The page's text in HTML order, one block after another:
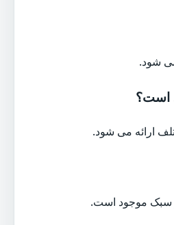
می شود.
است؟
ارائه می شود.
سبک موجود است.